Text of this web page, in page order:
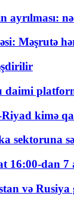
ayrılması:
Məşrutə
daimi
kimə
sektoruna
16:00-dan 7
və